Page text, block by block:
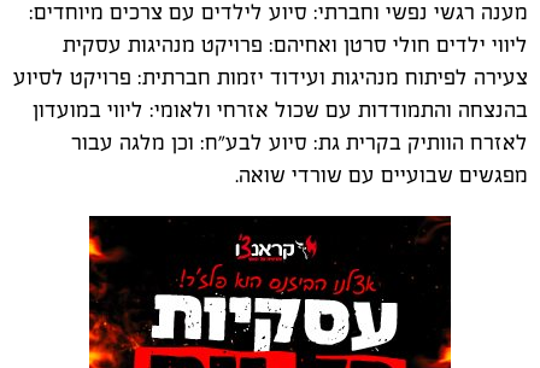
מענה רגשי נפשי וחברתי: סיוע לילדים עם צרכים מיוחדים:
ליווי ילדים חולי סרטן ואחיהם: פרויקט מנהיגות עסקית
צעירה לפיתוח מנהיגות ועידוד יזמות חברתית: פרויקט לסיוע
בהנצחה והתמודדות עם שכול אזרחי ולאומי: ליווי במועדון
לאזרח הוותיק בקרית גת: סיוע לבע"ח: וכן מלגה עבור
מפגשים שבועיים עם שורדי שואה.